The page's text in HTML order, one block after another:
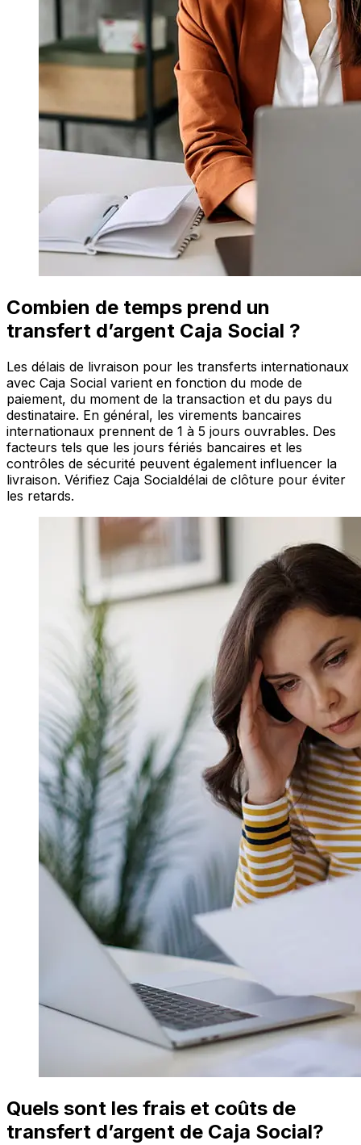
Combien de temps prend un
transfert d’argent Caja Social ?
Les délais de livraison pour les transferts internationaux
avec Caja Social varient en fonction du mode de
paiement, du moment de la transaction et du pays du
destinataire. En général, les virements bancaires
internationaux prennent de 1 à 5 jours ouvrables. Des
facteurs tels que les jours fériés bancaires et les
contrôles de sécurité peuvent également influencer la
livraison. Vérifiez Caja Socialdélai de clôture pour éviter
les retards.
Quels sont les frais et coûts de
transfert d’argent de Caja Social?